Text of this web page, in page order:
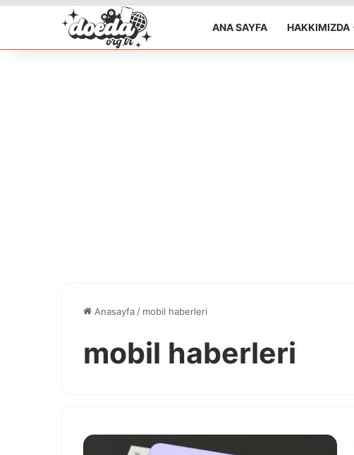
ANA SAYFA HAKKIMIZDA
Anasayfa / mobil haberleri
mobil haberleri